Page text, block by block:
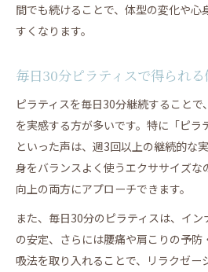
間でも続けることで、体型の変化や心
すくなります。
毎日30分ピラティスで得られ
ピラティスを毎日30分継続すること
を実感する方が多いです。特に「ピラ
といった声は、週3回以上の継続的な
身をバランスよく使うエクササイズな
向上の両方にアプローチできます。
また、毎日30分のピラティスは、イ
の安定、さらには腰痛や肩こりの予
吸法を取り入れることで、リラクゼー